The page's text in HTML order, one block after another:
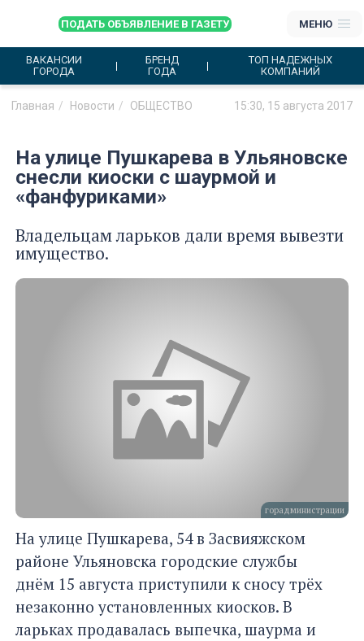
ПОДАТЬ ОБЪЯВЛЕНИЕ В ГАЗЕТУ МЕНЮ
ВАКАНСИИ
ГОРОДА
БРЕНД
ГОДА
ТОП НАДЕЖНЫХ
КОМПАНИЙ
Главная Новости ОБЩЕСТВО 15:30, 15 августа 2017
На улице Пушкарева в Ульяновске
снесли киоски с шаурмой и
«фанфуриками»
Владельцам ларьков дали время вывезти
имущество.
горадминистрации
На улице Пушкарева, 54 в Засвияжском
районе Ульяновска городские службы
днём 15 августа приступили к сносу трёх
незаконно установленных киосков. В
ларьках продавалась выпечка, шаурма и